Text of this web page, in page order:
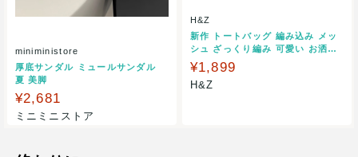
miniministore
厚底サンダル ミュールサンダル
夏 美脚
¥2,681
ミニミニストア
H&Z
新作 トートバッグ 編み込み メッ
シュ ざっくり編み 可愛い お洒落
巾着型 ネットバッグ 夏バッグ
¥1,899
H&Z